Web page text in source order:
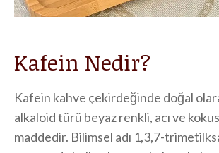
Kafein Nedir?
Kafein kahve çekirdeğinde doğal
alkaloid türü beyaz renkli, acı ve
maddedir. Bilimsel adı 1,3,7-